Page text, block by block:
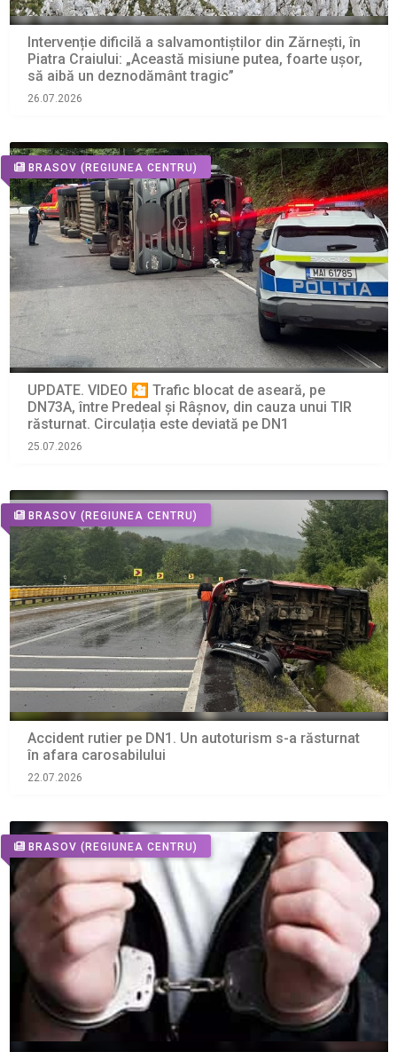
Intervenție dificilă a salvamontiștilor din Zărnești, în
Piatra Craiului: „Această misiune putea, foarte ușor,
să aibă un deznodământ tragic”
26.07.2026
BRASOV (REGIUNEA CENTRU)
UPDATE. VIDEO 🎦 Trafic blocat de aseară, pe
DN73A, între Predeal și Râșnov, din cauza unui TIR
răsturnat. Circulația este deviată pe DN1
25.07.2026
BRASOV (REGIUNEA CENTRU)
Accident rutier pe DN1. Un autoturism s-a răsturnat
în afara carosabilului
22.07.2026
BRASOV (REGIUNEA CENTRU)